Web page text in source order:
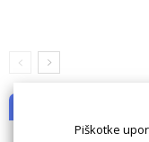
Piškotke